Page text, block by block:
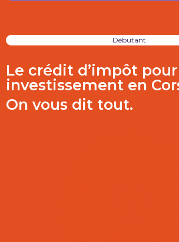
Débutant
Le crédit d’impôt pour
investissement en
On vous dit tout.